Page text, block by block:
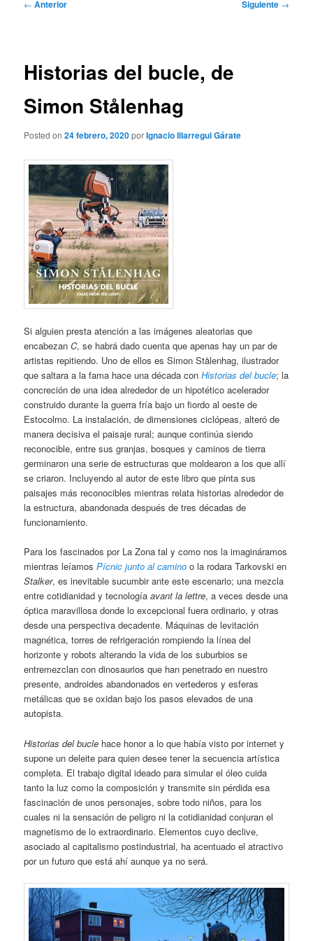
← Anterior Siguiente →
Historias del bucle, de
Simon Stålenhag
Posted on24 febrero, 2020porIgnacio Illarregui Gárate
Si alguien presta atención a las imágenes aleatorias que
encabezanC, se habrá dado cuenta que apenas hay un par de
artistas repitiendo. Uno de ellos es Simon Stålenhag, ilustrador
que saltara a la fama hace una década conHistorias del bucle; la
concreción de una idea alrededor de un hipotético acelerador
construido durante la guerra fría bajo un fiordo al oeste de
Estocolmo. La instalación, de dimensiones ciclópeas, alteró de
manera decisiva el paisaje rural; aunque continúa siendo
reconocible, entre sus granjas, bosques y caminos de tierra
germinaron una serie de estructuras que moldearon a los que allí
se criaron. Incluyendo al autor de este libro que pinta sus
paisajes más reconocibles mientras relata historias alrededor de
la estructura, abandonada después de tres décadas de
funcionamiento.
Para los fascinados por La Zona tal y como nos la imagináramos
mientras leíamosPícnic junto al camino o la rodara Tarkovski en
Stalker, es inevitable sucumbir ante este escenario; una mezcla
entre cotidianidad y tecnologíaavant la lettre, a veces desde una
óptica maravillosa donde lo excepcional fuera ordinario, y otras
desde una perspectiva decadente. Máquinas de levitación
magnética, torres de refrigeración rompiendo la línea del
horizonte y robots alterando la vida de los suburbios se
entremezclan con dinosaurios que han penetrado en nuestro
presente, androides abandonados en vertederos y esferas
metálicas que se oxidan bajo los pasos elevados de una
autopista.
Historias del bucle hace honor a lo que había visto por internet y
supone un deleite para quien desee tener la secuencia artística
completa. El trabajo digital ideado para simular el óleo cuida
tanto la luz como la composición y transmite sin pérdida esa
fascinación de unos personajes, sobre todo niños, para los
cuales ni la sensación de peligro ni la cotidianidad conjuran el
magnetismo de lo extraordinario. Elementos cuyo declive,
asociado al capitalismo postindustrial, ha acentuado el atractivo
por un futuro que está ahí aunque ya no será.